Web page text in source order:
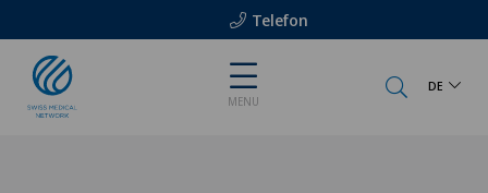
Telefon
MENU
DE